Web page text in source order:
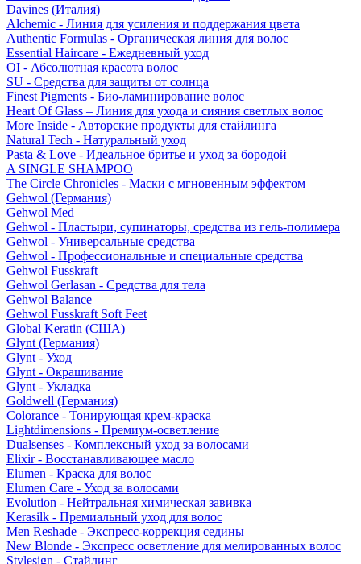
Davines (Италия)
Alchemic - Линия для усиления и поддержания цвета
Authentic Formulas - Органическая линия для волос
Essential Haircare - Eжедневный уход
OI - Абсолютная красота волос
SU - Средства для защиты от солнца
Finest Pigments - Био-ламинирование волос
Heart Of Glass – Линия для ухода и сияния светлых волос
More Inside - Авторские продукты для стайлинга
Natural Tech - Натуральный уход
Pasta & Love - Идеальное бритье и уход за бородой
A SINGLE SHAMPOO
The Circle Chronicles - Маски с мгновенным эффектом
Gehwol (Германия)
Gehwol Med
Gehwol - Пластыри, супинаторы, средства из гель-полимера
Gehwol - Универсальные средства
Gehwol - Профессиональные и специальные средства
Gehwol Fusskraft
Gehwol Gerlasan - Средства для тела
Gehwol Balance
Gehwol Fusskraft Soft Feet
Global Keratin (США)
Glynt (Германия)
Glynt - Уход
Glynt - Окрашивание
Glynt - Укладка
Goldwell (Германия)
Colorance - Тонирующая крем-краска
Lightdimensions - Премиум-осветление
Dualsenses - Комплексный уход за волосами
Elixir - Восстанавливающее масло
Elumen - Краска для волос
Elumen Care - Уход за волосами
Evolution - Нейтральная химическая завивка
Kerasilk - Премиальный уход для волос
Men Reshade - Экспресс-коррекция седины
New Blonde - Экспресс осветление для мелированных волос
Stylesign - Стайлинг